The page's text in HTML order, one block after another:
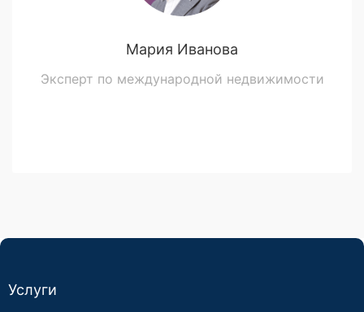
Мария Иванова
Эксперт по международной недвижимости
Услуги